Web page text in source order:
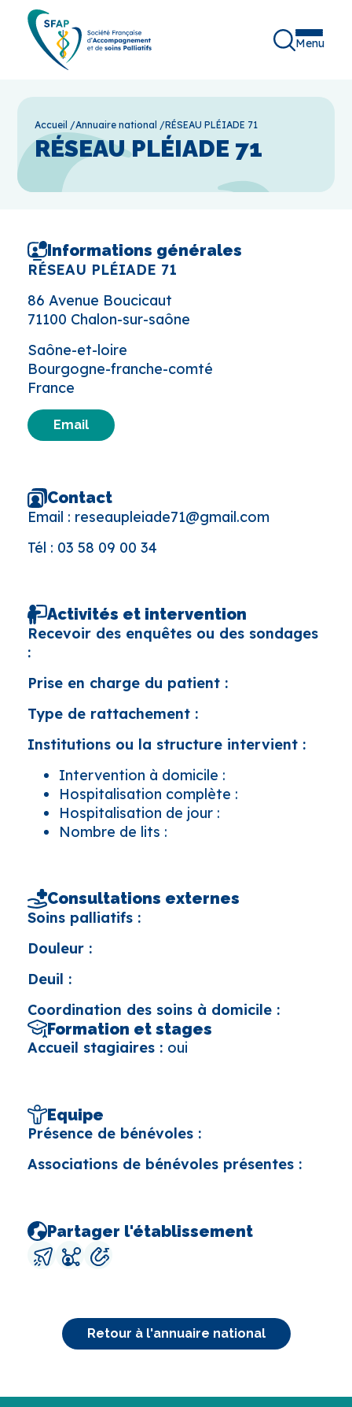
Menu
Accueil /Annuaire national /RÉSEAU PLÉIADE 71
RÉSEAU PLÉIADE 71
Informations générales
RÉSEAU PLÉIADE 71
86 Avenue Boucicaut
71100 Chalon-sur-saône
Saône-et-loire
Bourgogne-franche-comté
France
Email
Contact
Email : reseaupleiade71@gmail.com
Tél : 03 58 09 00 34
Activités et intervention
Recevoir des enquêtes ou des sondages
:
Prise en charge du patient :
Type de rattachement :
Institutions ou la structure intervient :
Intervention à domicile :
Hospitalisation complète :
Hospitalisation de jour :
Nombre de lits :
Consultations externes
Soins palliatifs :
Douleur :
Deuil :
Coordination des soins à domicile :
Formation et stages
Accueil stagiaires : oui
Equipe
Présence de bénévoles :
Associations de bénévoles présentes :
Partager l'établissement
Retour à l'annuaire national